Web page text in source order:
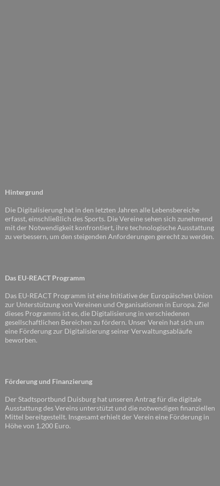
Hintergrund
Die Digitalisierung hat in den letzten Jahren alle Lebensbereiche
erfasst, einschließlich des Sports. Die Vereine sehen sich zunehmend
mit der Notwendigkeit konfrontiert, ihre technologische Ausstattung
zu verbessern, um den steigenden Anforderungen gerecht zu werden.
Das EU-REACT Programm
Das EU-REACT Programm ist eine Initiative der Europäischen Union
zur Unterstützung von Vereinen und Organisationen in Europa. Ziel
dieses Programms ist es, die Digitalisierung in verschiedenen
gesellschaftlichen Bereichen zu fördern. Unser Verein hat sich um
eine Förderung zur Digitalisierung seiner Verwaltungsabläufe
beworben.
Förderung und Finanzierung
Der Stadtsportbund Duisburg hat unseren Antrag für die digitale
Ausstattung des Vereins unterstützt und die notwendigen finanziellen
Mittel bereitgestellt. Insgesamt erhielt der Verein eine Förderung in
Höhe von 1.200 Euro.